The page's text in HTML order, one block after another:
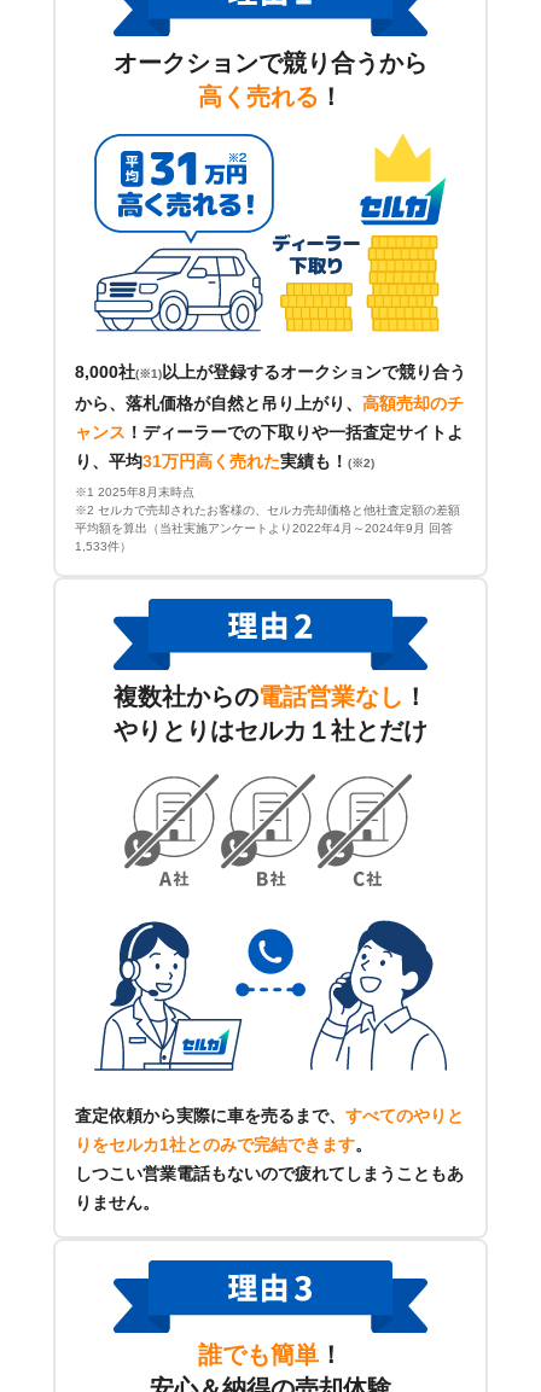
オークションで競り合うから
高く売れる ！
8,000社(※1) 以上が登録するオークションで競り合う
から、落札価格が自然と吊り上がり、 高額売却のチ
ャンス ！ ディーラーでの下取りや一括査定サイトよ
り、平均31万円高く売れた実績も！ (※2)
※1 2025年8月末時点
※2 セルカで売却されたお客様の、セルカ売却価格と他社査定額の差額
平均額を算出（当社実施アンケートより2022年4月～2024年9月 回答
1,533件）
複数社からの電話営業なし ！
やりとりはセルカ１社とだけ
査定依頼から実際に車を売るまで、 すべてのやりと
りをセルカ1社とのみで完結できます。
しつこい営業電話もないので疲れてしまうこともあ
りません。
誰でも簡単 ！